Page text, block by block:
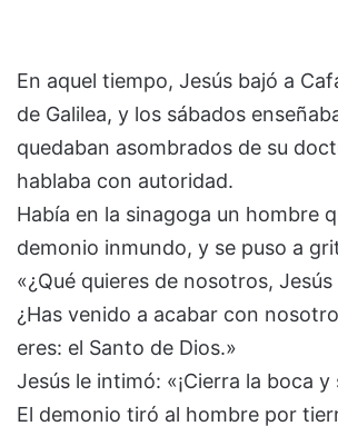
En aquel tiempo, Jesús bajó a
de Galilea, y los sábados
quedaban asombrados de su
hablaba con autoridad.
Había en la sinagoga un hombre
demonio inmundo, y se puso a
«¿Qué quieres de nosotros,
¿Has venido a acabar con
eres: el Santo de Dios.»
Jesús le intimó: «¡Cierra la boca y
El demonio tiró al hombre por